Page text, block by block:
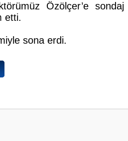
Özölçer’e sondaj
etti.
sona erdi.